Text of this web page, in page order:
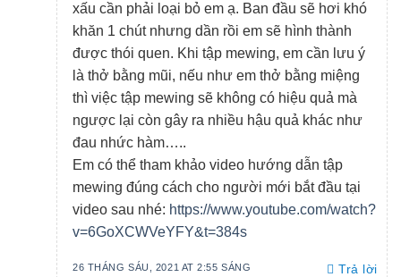
xấu cần phải loại bỏ em ạ. Ban đầu sẽ hơi khó
khăn 1 chút nhưng dần rồi em sẽ hình thành
được thói quen. Khi tập mewing, em cần lưu ý
là thở bằng mũi, nếu như em thở bằng miệng
thì việc tập mewing sẽ không có hiệu quả mà
ngược lại còn gây ra nhiều hậu quả khác như
đau nhức hàm…..
Em có thể tham khảo video hướng dẫn tập
mewing đúng cách cho người mới bắt đầu tại
video sau nhé: https://www.youtube.com/watch?
v=6GoXCWVeYFY&t=384s
26 THÁNG SÁU, 2021 AT 2:55 SÁNG Trả lời